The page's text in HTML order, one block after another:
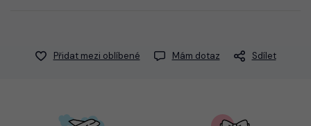
Přidat mezi oblíbené Mám dotaz Sdílet